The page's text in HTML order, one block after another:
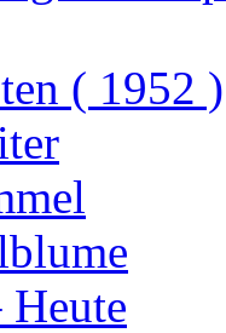
( 1952 )
Heute